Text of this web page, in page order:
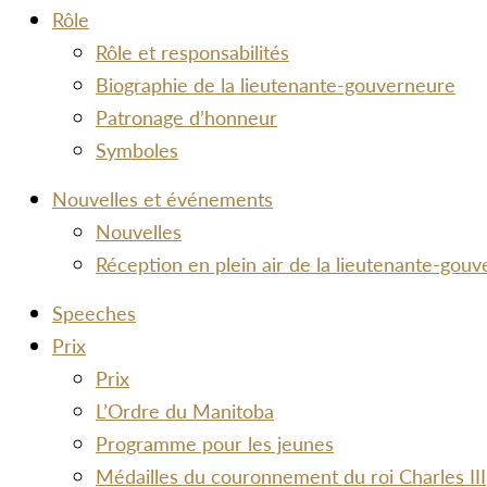
Rôle
Rôle et responsabilités
Biographie de la lieutenante-gouverneure
Patronage d’honneur
Symboles
Nouvelles et événements
Nouvelles
Réception en plein air de la lieutenante-
Speeches
Prix
Prix
L’Ordre du Manitoba
Programme pour les jeunes
Médailles du couronnement du roi Charles III